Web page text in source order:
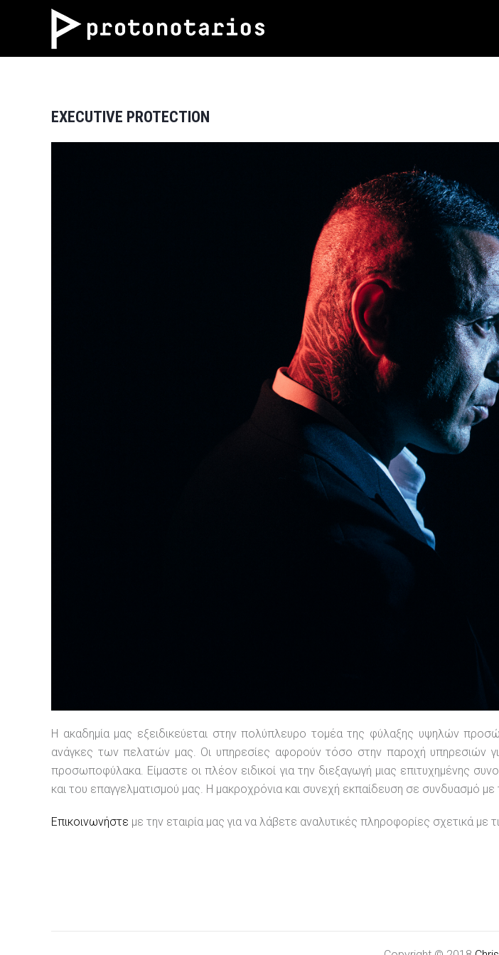
EXECUTIVE PROTECTION
Η ακαδημία μας εξειδικεύεται στην πολύπλευρο τομέα της φύλαξης υψηλών
ανάγκες των πελατών μας. Οι υπηρεσίες αφορούν τόσο στην παροχή υπηρεσιών
προσωποφύλακα. Είμαστε οι πλέον ειδικοί για την διεξαγωγή μιας επιτυχημένης
και του επαγγελματισμού μας. Η μακροχρόνια και συνεχή εκπαίδευση σε συνδυασμό
Επικοινωνήστε με την εταιρία μας για να λάβετε αναλυτικές πληροφορίες σχετικά με